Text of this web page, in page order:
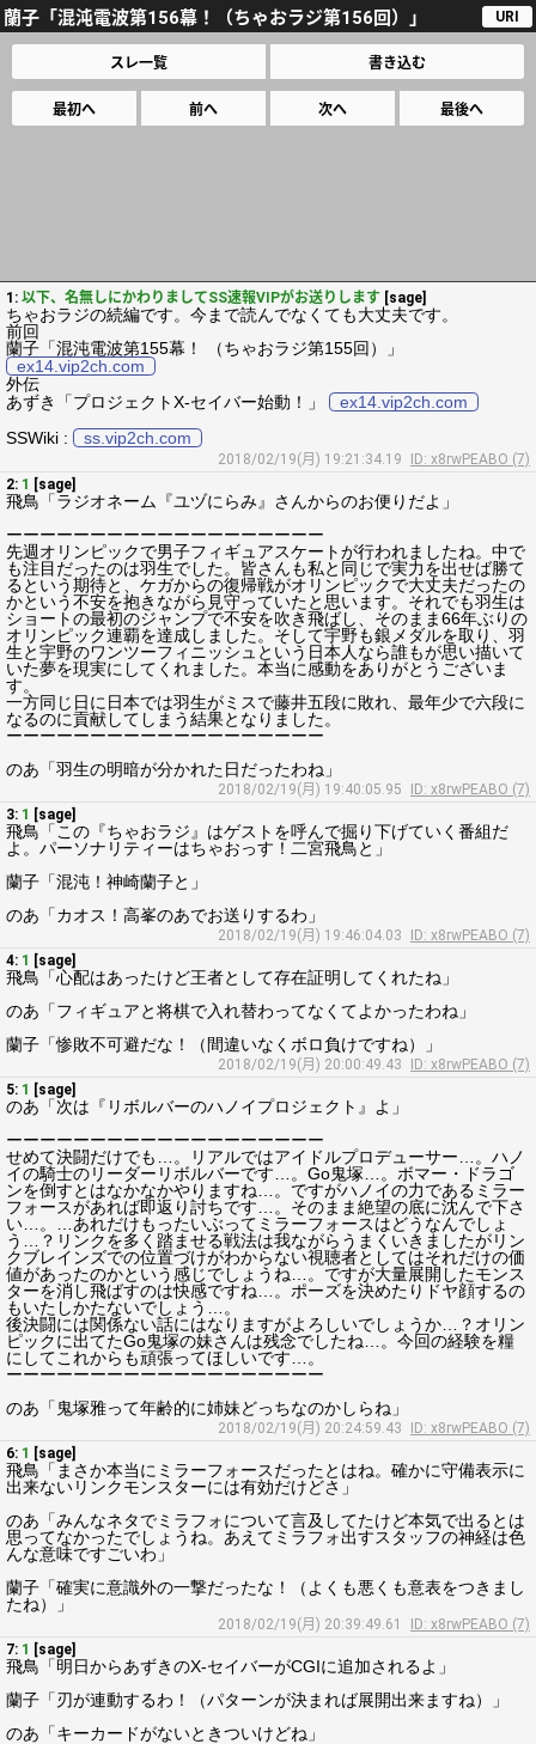
蘭子「混沌電波第156幕！（ちゃおラジ第156回）」 URI
スレ一覧 書き込む
最初へ 前へ 次へ 最後へ
1: 以下、名無しにかわりましてSS速報VIPがお送りします [sage]
ちゃおラジの続編です。今まで読んでなくても大丈夫です。
前回
蘭子「混沌電波第155幕！ （ちゃおラジ第155回）」
ex14.vip2ch.com
外伝
あずき「プロジェクトX-セイバー始動！」
ex14.vip2ch.com
SSWiki :
ss.vip2ch.com
2018/02/19(月) 19:21:34.19
ID: x8rwPEABO (7)
2: 1 [sage]
飛鳥「ラジオネーム『ユヅにらみ』さんからのお便りだよ」
ーーーーーーーーーーーーーーーーーーー
先週オリンピックで男子フィギュアスケートが行われましたね。中で
も注目だったのは羽生でした。皆さんも私と同じで実力を出せば勝て
るという期待と、ケガからの復帰戦がオリンピックで大丈夫だったの
かという不安を抱きながら見守っていたと思います。それでも羽生は
ショートの最初のジャンプで不安を吹き飛ばし、そのまま66年ぶりの
オリンピック連覇を達成しました。そして宇野も銀メダルを取り、羽
生と宇野のワンツーフィニッシュという日本人なら誰もが思い描いて
いた夢を現実にしてくれました。本当に感動をありがとうございま
す。
一方同じ日に日本では羽生がミスで藤井五段に敗れ、最年少で六段に
なるのに貢献してしまう結果となりました。
ーーーーーーーーーーーーーーーーーーー
のあ「羽生の明暗が分かれた日だったわね」
2018/02/19(月) 19:40:05.95
ID: x8rwPEABO (7)
3: 1 [sage]
飛鳥「この『ちゃおラジ』はゲストを呼んで掘り下げていく番組だ
よ。パーソナリティーはちゃおっす！二宮飛鳥と」
蘭子「混沌！神崎蘭子と」
のあ「カオス！高峯のあでお送りするわ」
2018/02/19(月) 19:46:04.03
ID: x8rwPEABO (7)
4: 1 [sage]
飛鳥「心配はあったけど王者として存在証明してくれたね」
のあ「フィギュアと将棋で入れ替わってなくてよかったわね」
蘭子「惨敗不可避だな！（間違いなくボロ負けですね）」
2018/02/19(月) 20:00:49.43
ID: x8rwPEABO (7)
5: 1 [sage]
のあ「次は『リボルバーのハノイプロジェクト』よ」
ーーーーーーーーーーーーーーーーーーー
せめて決闘だけでも…。リアルではアイドルプロデューサー…。ハノ
イの騎士のリーダーリボルバーです…。Go鬼塚…。ボマー・ドラゴ
ンを倒すとはなかなかやりますね…。ですがハノイの力であるミラー
フォースがあれば即返り討ちです…。そのまま絶望の底に沈んで下さ
い…。…あれだけもったいぶってミラーフォースはどうなんでしょ
う…？リンクを多く踏ませる戦法は我ながらうまくいきましたがリン
クブレインズでの位置づけがわからない視聴者としてはそれだけの価
値があったのかという感じでしょうね…。ですが大量展開したモンス
ターを消し飛ばすのは快感ですね…。ポーズを決めたりドヤ顔するの
もいたしかたないでしょう…。
後決闘には関係ない話にはなりますがよろしいでしょうか…？オリン
ピックに出てたGo鬼塚の妹さんは残念でしたね…。今回の経験を糧
にしてこれからも頑張ってほしいです…。
ーーーーーーーーーーーーーーーーーーー
のあ「鬼塚雅って年齢的に姉妹どっちなのかしらね」
2018/02/19(月) 20:24:59.43
ID: x8rwPEABO (7)
6: 1 [sage]
飛鳥「まさか本当にミラーフォースだったとはね。確かに守備表示に
出来ないリンクモンスターには有効だけどさ」
のあ「みんなネタでミラフォについて言及してたけど本気で出るとは
思ってなかったでしょうね。あえてミラフォ出すスタッフの神経は色
んな意味ですごいわ」
蘭子「確実に意識外の一撃だったな！（よくも悪くも意表をつきまし
たね）」
2018/02/19(月) 20:39:49.61
ID: x8rwPEABO (7)
7: 1 [sage]
飛鳥「明日からあずきのX-セイバーがCGIに追加されるよ」
蘭子「刃が連動するわ！（パターンが決まれば展開出来ますね）」
のあ「キーカードがないときついけどね」